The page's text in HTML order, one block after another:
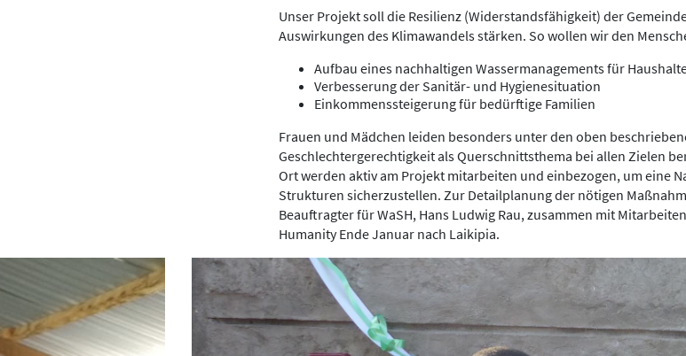
Unser Projekt soll die Resilienz (Widerstandsfähigkeit) der
Auswirkungen des Klimawandels stärken. So wollen wir den
Aufbau eines nachhaltigen Wassermanagements für
Verbesserung der Sanitär- und Hygienesituation
Einkommenssteigerung für bedürftige Familien
Frauen und Mädchen leiden besonders unter den oben
Geschlechtergerechtigkeit als Querschnittsthema bei allen Zielen
Ort werden aktiv am Projekt mitarbeiten und einbezogen, um eine
Strukturen sicherzustellen. Zur Detailplanung der nötigen
Beauftragter für WaSH, Hans Ludwig Rau, zusammen mit
Humanity Ende Januar nach Laikipia.